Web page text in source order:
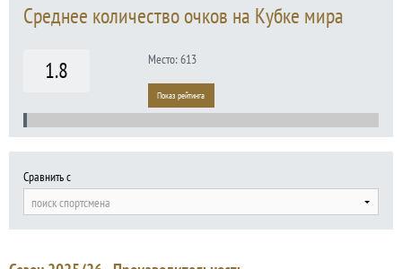
Среднее количество очков на Кубке мира
1.8
Место: 613
Показ рейтинга
Сравнить с
поиск спортсмена